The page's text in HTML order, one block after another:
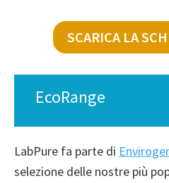
SCARICA LA
EcoRange
LabPure fa parte di
selezione delle nostre più